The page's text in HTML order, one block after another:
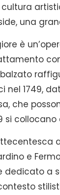
una
è
nel 1749,
che
si
e
dedicato a